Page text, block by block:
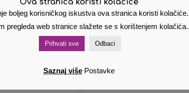
Samsung
406
CLT-K406S crni 406
Ova stranica koristi kolačiće
boljeg korisničkog iskustva ova stranica koristi kolačiće.
pregleda web stranice slažete se s korištenjem
Prihvati sve Odbaci
Saznaj više Postavke